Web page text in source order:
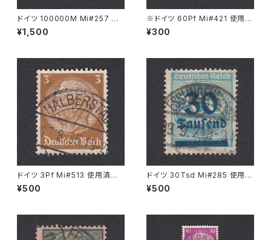
ドイツ 100000M Mi#257 使
用済み切手｜STEINHUDE 25.
9.1923
¥1,500
※ドイツ 60Pf Mi#421 使用済
み切手｜BERLIN 5.1.1931
¥300
ドイツ 3Pf Mi#513 使用済み
切手｜HALBERSTADT 17.8.1
935
¥500
ドイツ 30Tsd Mi#285 使用済
み切手｜ESSLINGEN (Necka
r) 19.9.1923
¥500